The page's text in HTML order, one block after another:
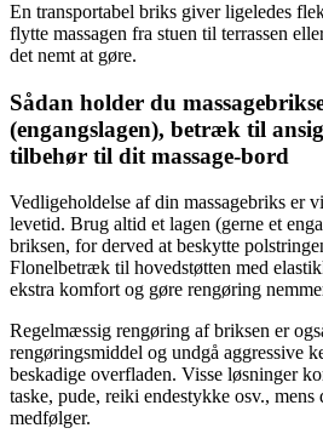
En transportabel briks giver ligeledes
flytte massagen fra stuen til terrassen
det nemt at gøre.
Sådan holder du
(engangslagen), betræk til
tilbehør til dit massage-bord
Vedligeholdelse af din massagebriks er
levetid. Brug altid et lagen (gerne et
briksen, for derved at beskytte
Flonelbetræk til hovedstøtten med
ekstra komfort og gøre rengøring
Regelmæssig rengøring af briksen er
rengøringsmiddel og undgå aggressive
beskadige overfladen. Visse løsninger
taske, pude, reiki endestykke osv.,
medfølger.